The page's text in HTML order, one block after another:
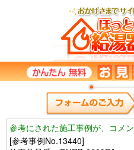
参考にされた施工事例が、コメ
[参考事例No.13440]